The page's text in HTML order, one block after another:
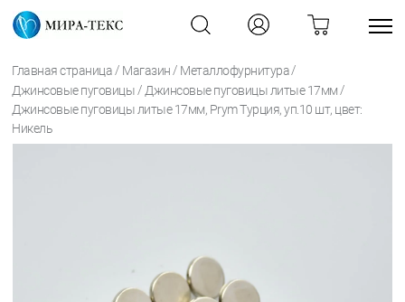
Главная страница / Магазин / Металлофурнитура /
Джинсовые пуговицы / Джинсовые пуговицы литые 17мм /
Джинсовые пуговицы литые 17мм, Prym Турция, уп.10 шт, цвет:
Никель